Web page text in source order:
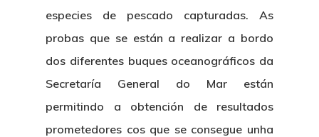
especies de pescado capturadas. As
probas que se están a realizar a bordo
dos diferentes buques oceanográficos da
Secretaría General do Mar están
permitindo a obtención de resultados
prometedores cos que se consegue unha